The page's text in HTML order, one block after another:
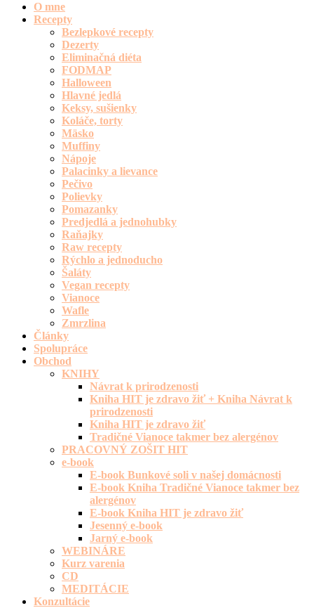
O mne
Recepty
Bezlepkové recepty
Dezerty
Eliminačná diéta
FODMAP
Halloween
Hlavné jedlá
Keksy, sušienky
Koláče, torty
Mäsko
Muffiny
Nápoje
Palacinky a lievance
Pečivo
Polievky
Pomazanky
Predjedlá a jednohubky
Raňajky
Raw recepty
Rýchlo a jednoducho
Šaláty
Vegan recepty
Vianoce
Wafle
Zmrzlina
Články
Spolupráce
Obchod
KNIHY
Návrat k prirodzenosti
Kniha HIT je zdravo žiť + Kniha Návrat k
prirodzenosti
Kniha HIT je zdravo žiť
Tradičné Vianoce takmer bez alergénov
PRACOVNÝ ZOŠIT HIT
e-book
E-book Bunkové soli v našej domácnosti
E-book Kniha Tradičné Vianoce takmer bez
alergénov
E-book Kniha HIT je zdravo žiť
Jesenný e-book
Jarný e-book
WEBINÁRE
Kurz varenia
CD
MEDITÁCIE
Konzultácie